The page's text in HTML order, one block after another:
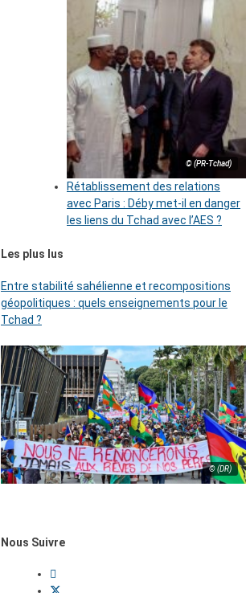
© (PR-Tchad)
Rétablissement des relations
avec Paris : Déby met-il en danger
les liens du Tchad avec l’AES ?
Les plus lus
Entre stabilité sahélienne et recompositions
géopolitiques : quels enseignements pour le
Tchad ?
© (DR)
Nous Suivre